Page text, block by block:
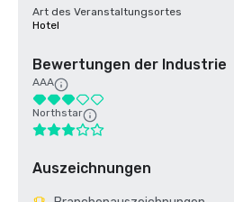
Art des Veranstaltungsortes
Hotel
Bewertungen der Industrie
AAA
Northstar
Auszeichnungen